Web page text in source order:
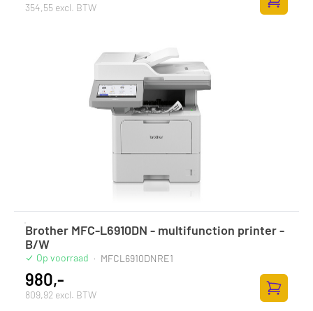
354,55 excl. BTW
Zum
Brother MFC-L6910DN - multifunction printer -
B/W
Op voorraad · MFCL6910DNRE1
980,-
809,92 excl. BTW
Zum